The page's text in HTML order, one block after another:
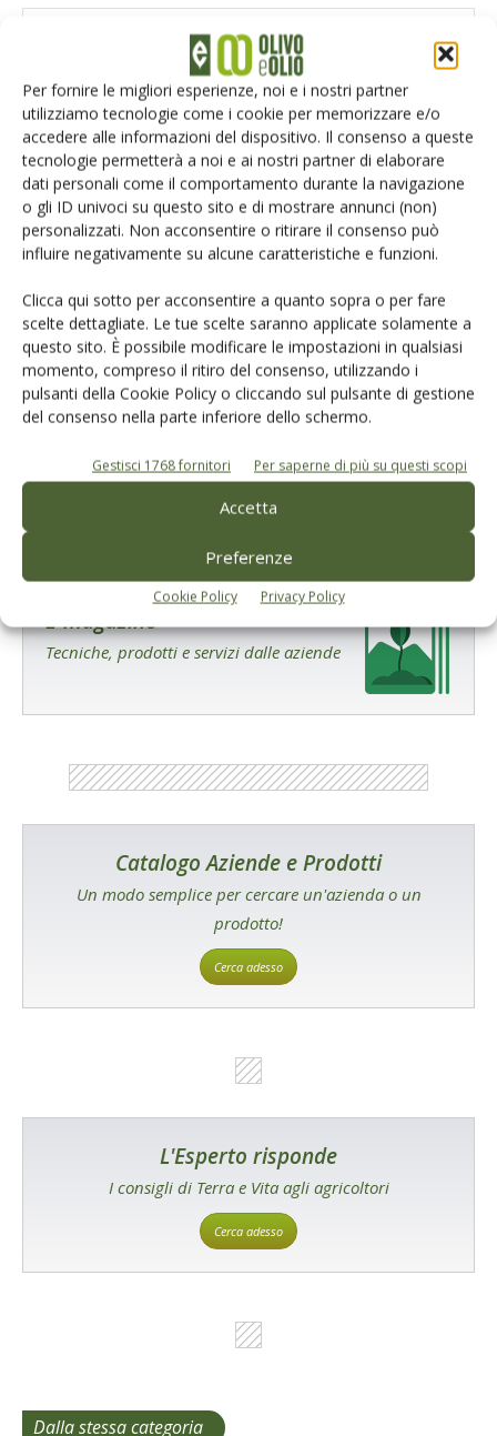
Per fornire le migliori esperienze, noi e i nostri partner
utilizziamo tecnologie come i cookie per memorizzare e/o
accedere alle informazioni del dispositivo. Il consenso a queste
tecnologie permetterà a noi e ai nostri partner di elaborare
dati personali come il comportamento durante la navigazione
o gli ID univoci su questo sito e di mostrare annunci (non)
personalizzati. Non acconsentire o ritirare il consenso può
influire negativamente su alcune caratteristiche e funzioni.
Clicca qui sotto per acconsentire a quanto sopra o per fare
scelte dettagliate. Le tue scelte saranno applicate solamente a
questo sito. È possibile modificare le impostazioni in qualsiasi
momento, compreso il ritiro del consenso, utilizzando i
pulsanti della Cookie Policy o cliccando sul pulsante di gestione
del consenso nella parte inferiore dello schermo.
Gestisci 1768 fornitori Per saperne di più su questi scopi
Accetta
Preferenze
Cookie Policy Privacy Policy
Salva il mio nome, email e sito web in questo browser per la
E-magazine
Tecniche, prodotti e servizi dalle aziende
Catalogo Aziende e Prodotti
Un modo semplice per cercare un'azienda o un
prodotto!
Cerca adesso
L'Esperto risponde
I consigli di Terra e Vita agli agricoltori
Cerca adesso
Dalla stessa categoria